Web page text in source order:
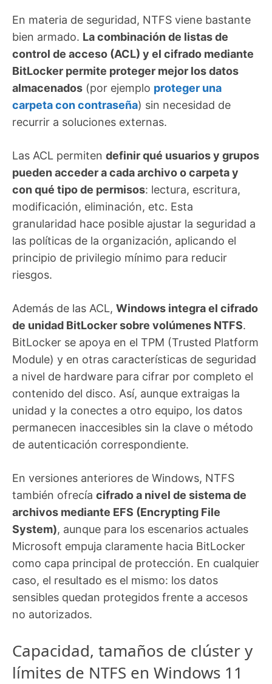
En materia de seguridad, NTFS viene bastante
bien armado. La combinación de listas de
control de acceso (ACL) y el cifrado mediante
BitLocker permite proteger mejor los datos
almacenados (por ejemplo proteger una
carpeta con contraseña) sin necesidad de
recurrir a soluciones externas.
Las ACL permiten definir qué usuarios y grupos
pueden acceder a cada archivo o carpeta y
con qué tipo de permisos: lectura, escritura,
modificación, eliminación, etc. Esta
granularidad hace posible ajustar la seguridad a
las políticas de la organización, aplicando el
principio de privilegio mínimo para reducir
riesgos.
Además de las ACL, Windows integra el cifrado
de unidad BitLocker sobre volúmenes NTFS.
BitLocker se apoya en el TPM (Trusted Platform
Module) y en otras características de seguridad
a nivel de hardware para cifrar por completo el
contenido del disco. Así, aunque extraigas la
unidad y la conectes a otro equipo, los datos
permanecen inaccesibles sin la clave o método
de autenticación correspondiente.
En versiones anteriores de Windows, NTFS
también ofrecía cifrado a nivel de sistema de
archivos mediante EFS (Encrypting File
System), aunque para los escenarios actuales
Microsoft empuja claramente hacia BitLocker
como capa principal de protección. En cualquier
caso, el resultado es el mismo: los datos
sensibles quedan protegidos frente a accesos
no autorizados.
Capacidad, tamaños de clúster y
límites de NTFS en Windows 11